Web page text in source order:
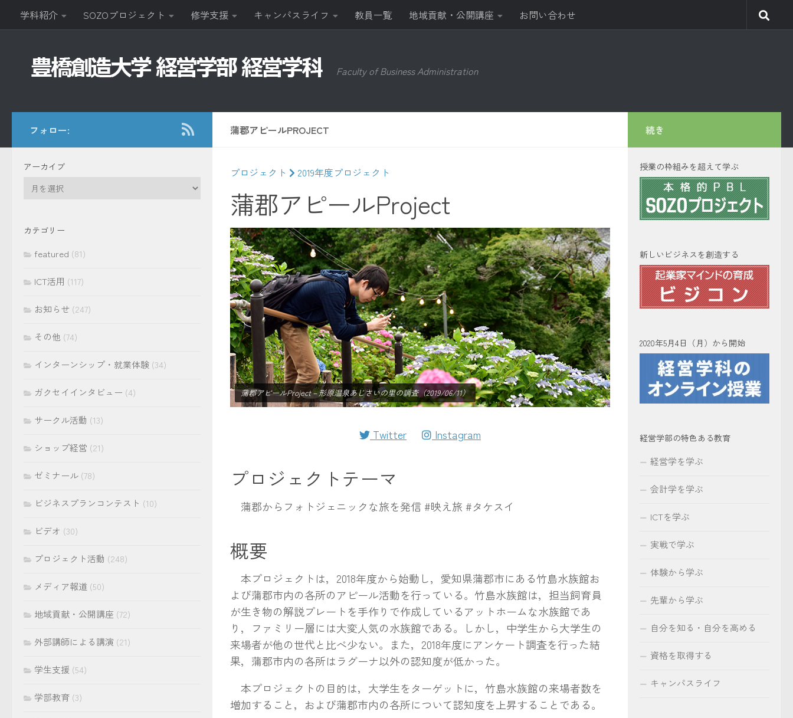
コンテンツへスキップ
学科紹介 SOZOプロジェクト 修学支援 キャンパスライフ 教員一覧 地域貢献・公開講座 お問い合わせ
Faculty of Business Administration
蒲郡アピールPROJECT
プロジェクト 2019年度プロジェクト
蒲郡アピールProject
蒲郡アピールProject－形原温泉あじさいの里の調査（2019/06/11）
Twitter Instagram
プロジェクトテーマ
蒲郡からフォトジェニックな旅を発信 #映え旅 #タケスイ
概要
本プロジェクトは，2018年度から始動し，愛知県蒲郡市にある竹島水族館お
よび蒲郡市内の各所のアピール活動を行っている。竹島水族館は，担当飼育員
が生き物の解説プレートを手作りで作成しているアットホームな水族館であ
り，ファミリー層には大変人気の水族館である。しかし，中学生から大学生の
来場者が他の世代と比べ少ない。また，2018年度にアンケート調査を行った結
果，蒲郡市内の各所はラグーナ以外の認知度が低かった。
本プロジェクトの目的は，大学生をターゲットに，竹島水族館の来場者数を
増加すること，および蒲郡市内の各所について認知度を上昇することである。
フォロー:
アーカイブ
イ
カテゴリー
featured (81)
ICT活用 (117)
お知らせ (247)
その他 (74)
インターンシップ・就業体験 (34)
ガクセイインタビュー (4)
サークル活動 (13)
ショップ経営 (21)
ゼミナール (78)
ビジネスプランコンテスト (10)
ビデオ (30)
プロジェクト活動 (248)
メディア報道 (50)
地域貢献・公開講座 (72)
外部講師による講演 (21)
学生支援 (54)
学部教育 (3)
続き
授業の枠組みを超えて学ぶ
新しいビジネスを創造する
2020年5月4日（月）から開始
経営学部の特色ある教育
経営学を学ぶ
会計学を学ぶ
ICTを学ぶ
実戦で学ぶ
体験から学ぶ
先輩から学ぶ
自分を知る・自分を高める
資格を取得する
キャンパスライフ